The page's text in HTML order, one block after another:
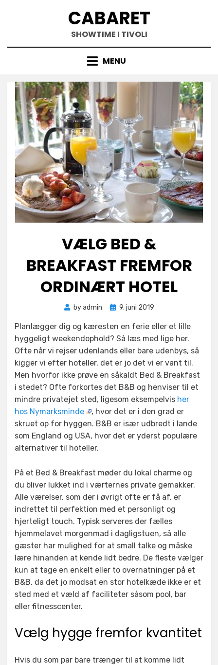
CABARET
SHOWTIME I TIVOLI
MENU
VÆLG BED &
BREAKFAST FREMFOR
ORDINÆRT HOTEL
byadmin
Posted
9. juni 2019
Planlægger dig og kæresten en ferie eller et lille
hyggeligt weekendophold? Så læs med lige her.
Ofte når vi rejser udenlands eller bare udenbys, så
kigger vi efter hoteller, det er jo det vi er vant til.
Men hvorfor ikke prøve en såkaldt Bed & Breakfast
i stedet? Ofte forkortes det B&B og henviser til et
mindre privatejet sted, ligesom eksempelvis her
hos Nymarksminde
, hvor det er i den grad er
skruet op for hyggen. B&B er især udbredt i lande
som England og USA, hvor det er yderst populære
alternativer til hoteller.
På et Bed & Breakfast møder du lokal charme og
du bliver lukket ind i værternes private gemakker.
Alle værelser, som der i øvrigt ofte er få af, er
indrettet til perfektion med et personligt og
hjerteligt touch. Typisk serveres der fælles
hjemmelavet morgenmad i dagligstuen, så alle
gæster har mulighed for at small talke og måske
lære hinanden at kende lidt bedre. De fleste vælger
kun at tage en enkelt eller to overnatninger på et
B&B, da det jo modsat en stor hotelkæde ikke er et
sted med et væld af faciliteter såsom pool, bar
eller fitnesscenter.
Vælg hygge fremfor kvantitet
Hvis du som par bare trænger til at komme lidt